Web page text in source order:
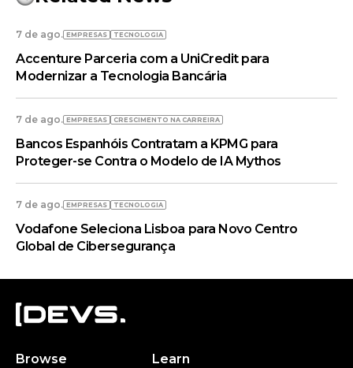
7 de ago. EMPRESAS TECNOLOGIA
Accenture Parceria com a UniCredit para
Modernizar a Tecnologia Bancária
7 de ago. EMPRESAS CRESCIMENTO NA CARREIRA
Bancos Espanhóis Contratam a KPMG para
Proteger-se Contra o Modelo de IA Mythos
7 de ago. EMPRESAS TECNOLOGIA
Vodafone Seleciona Lisboa para Novo Centro
Global de Cibersegurança
Browse Learn